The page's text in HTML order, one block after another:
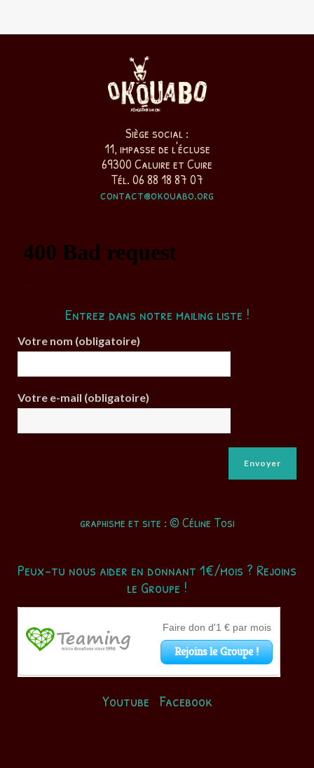
Siège social :
11, impasse de l'écluse
69300 Caluire et Cuire
Tél. 06 88 18 87 07
contact@okouabo.org
Entrez dans notre mailing liste !
Votre nom (obligatoire)
Votre e-mail (obligatoire)
graphisme et site : © Céline Tosi
Peux-tu nous aider en donnant 1€/mois ? Rejoins
le Groupe !
Youtube Facebook